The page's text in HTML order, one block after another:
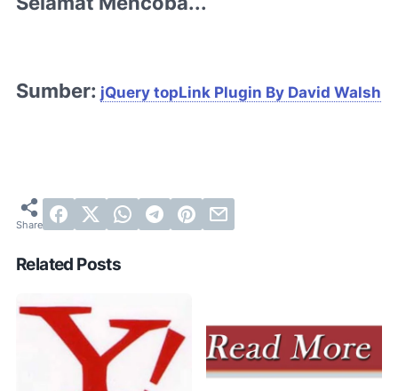
Sumber: jQuery topLink Plugin By David Walsh
Related Posts